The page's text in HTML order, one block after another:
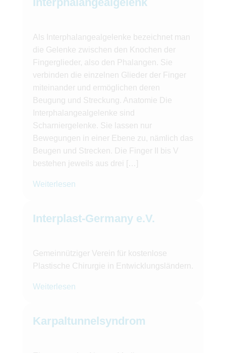
Als Interphalangealgelenke bezeichnet man
die Gelenke zwischen den Knochen der
Fingerglieder, also den Phalangen. Sie
verbinden die einzelnen Glieder der Finger
miteinander und ermöglichen deren
Beugung und Streckung. Anatomie Die
Interphalangealgelenke sind
Scharniergelenke. Sie lassen nur
Bewegungen in einer Ebene zu, nämlich das
Beugen und Strecken. Die Finger II bis V
bestehen jeweils aus drei […]
Weiterlesen
Interplast-Germany e.V.
Gemeinnütziger Verein für kostenlose
Plastische Chirurgie in Entwicklungsländern.
Weiterlesen
Karpaltunnelsyndrom